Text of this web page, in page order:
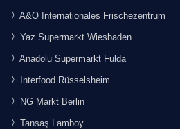
A&O Internationales Frischezentrum
Yaz Supermarkt Wiesbaden
Anadolu Supermarkt Fulda
Interfood Rüsselsheim
NG Markt Berlin
Tansaş Lamboy